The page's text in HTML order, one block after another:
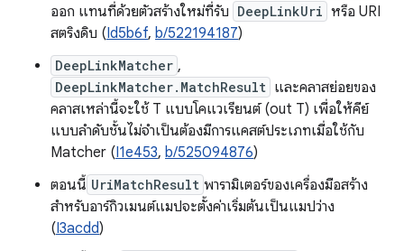
ออก แทนที่ด้วยตัวสร้างใหม่ที่รับ DeepLinkUri หรือ URI
สตริงดิบ (Id5b6f, b/522194187)
DeepLinkMatcher ,
DeepLinkMatcher.MatchResult และคลาสย่อยของ
คลาสเหล่านี้จะใช้ T แบบโคแวเรียนต์ (out T) เพื่อให้คีย์
แบบลำดับชั้นไม่จำเป็นต้องมีการแคสต์ประเภทเมื่อใช้กับ
Matcher (I1e453, b/525094876)
ตอนนี้ UriMatchResult พารามิเตอร์ของเครื่องมือสร้าง
สำหรับอาร์กิวเมนต์แมปจะตั้งค่าเริ่มต้นเป็นแมปว่าง
(I3acdd)